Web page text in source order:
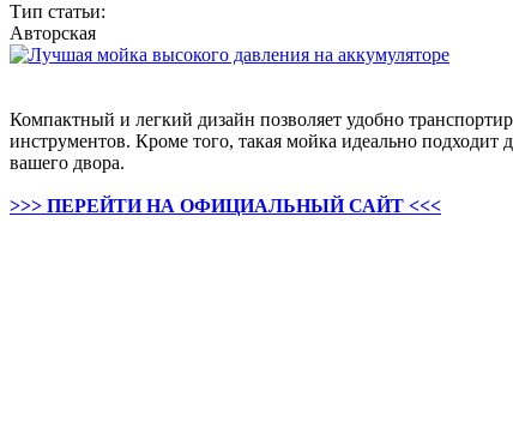
Тип статьи:
Авторская
Компактный и легкий дизайн позволяет удобно
инструментов. Кроме того, такая мойка идеально
вашего двора.
>>> ПЕРЕЙТИ НА ОФИЦИАЛЬНЫЙ САЙТ <<<